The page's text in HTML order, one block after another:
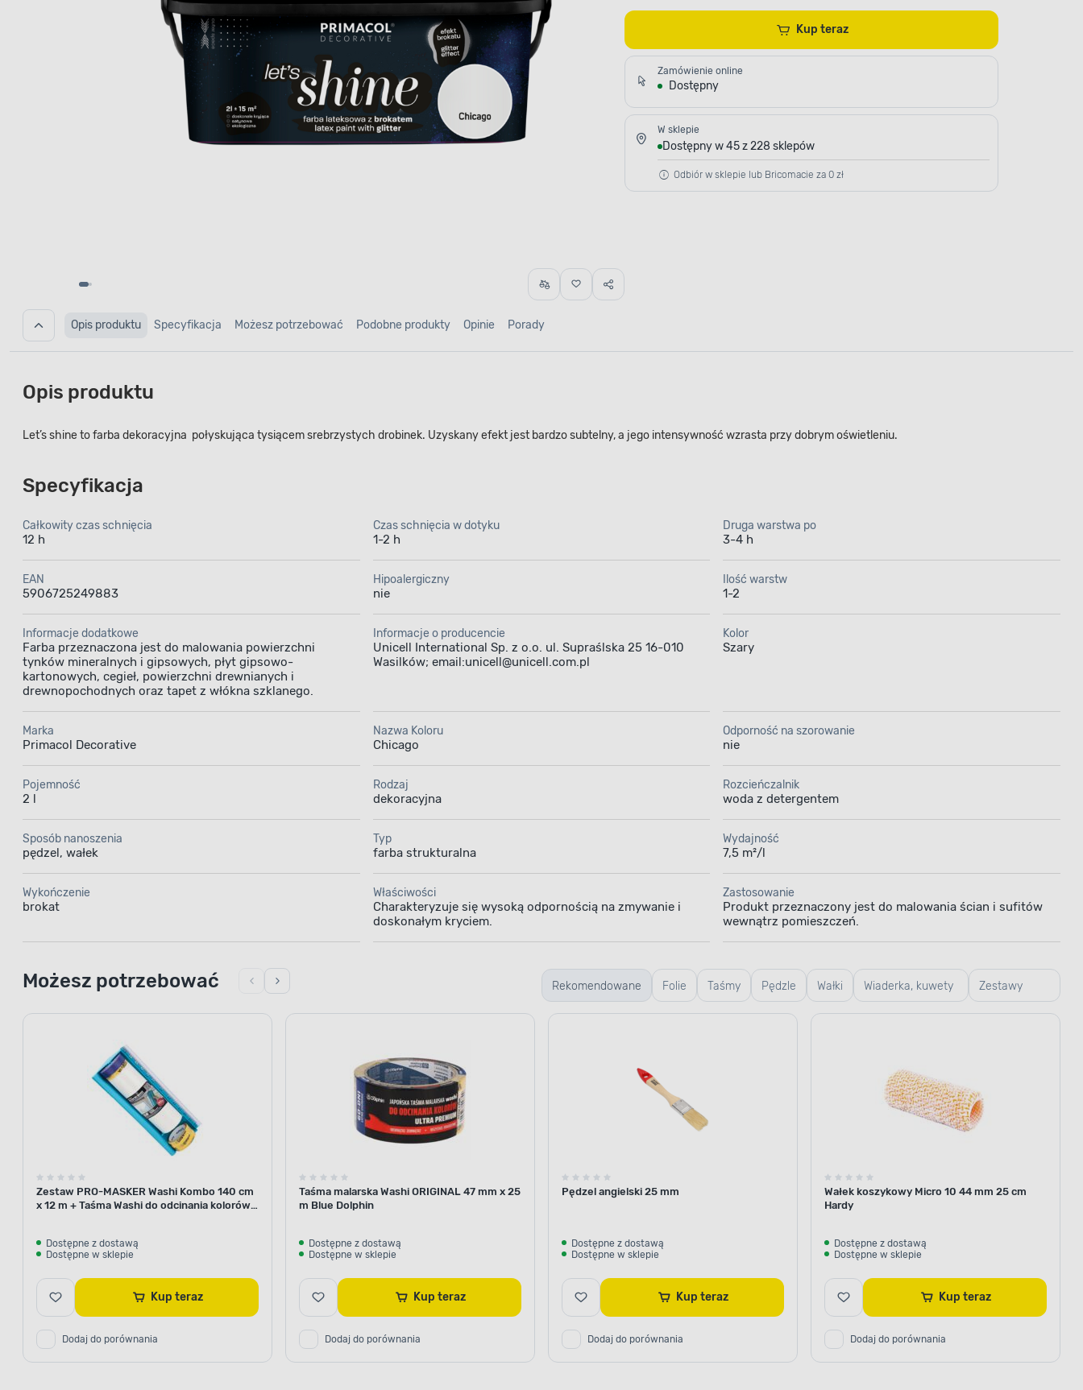
Kup teraz
Zamówienie online
Dostępny
W sklepie
Dostępny w 45 z 228 sklepów
Odbiór w sklepie lub Bricomacie za 0 zł
Opis produktu Specyfikacja Możesz potrzebować Podobne produkty Opinie Porady
Opis produktu
Let’s shine to farba dekoracyjna połyskująca tysiącem srebrzystych drobinek. Uzyskany efekt jest bardzo subtelny, a jego intensywność wzrasta przy dobrym oświetleniu.
Specyfikacja
Całkowity czas schnięcia
12 h
Czas schnięcia w dotyku
1-2 h
Druga warstwa po
3-4 h
EAN
5906725249883
Hipoalergiczny
nie
Ilość warstw
1-2
Informacje dodatkowe
Farba przeznaczona jest do malowania powierzchni
tynków mineralnych i gipsowych, płyt gipsowo-
kartonowych, cegieł, powierzchni drewnianych i
drewnopochodnych oraz tapet z włókna szklanego.
Informacje o producencie
Unicell International Sp. z o.o. ul. Supraślska 25 16-010
Wasilków; email:unicell@unicell.com.pl
Kolor
Szary
Marka
Primacol Decorative
Nazwa Koloru
Chicago
Odporność na szorowanie
nie
Pojemność
2 l
Rodzaj
dekoracyjna
Rozcieńczalnik
woda z detergentem
Sposób nanoszenia
pędzel, wałek
Typ
farba strukturalna
Wydajność
7,5 m²/l
Wykończenie
brokat
Właściwości
Charakteryzuje się wysoką odpornością na zmywanie i
doskonałym kryciem.
Zastosowanie
Produkt przeznaczony jest do malowania ścian i sufitów
wewnątrz pomieszczeń.
Rekomendowane Folie Taśmy Pędzle Wałki Wiaderka, kuwety Zestawy
Możesz potrzebować
Zestaw PRO-MASKER Washi Kombo 140 cm
x 12 m + Taśma Washi do odcinania kolorów
Dostępne z dostawą
Dostępne w sklepie
Kup teraz
Dodaj do porównania
Taśma malarska Washi ORIGINAL 47 mm x 25
m Blue Dolphin
Dostępne z dostawą
Dostępne w sklepie
Kup teraz
Dodaj do porównania
Pędzel angielski 25 mm
Dostępne z dostawą
Dostępne w sklepie
Kup teraz
Dodaj do porównania
Wałek koszykowy Micro 10 44 mm 25 cm
Hardy
Dostępne z dostawą
Dostępne w sklepie
Kup teraz
Dodaj do porównania